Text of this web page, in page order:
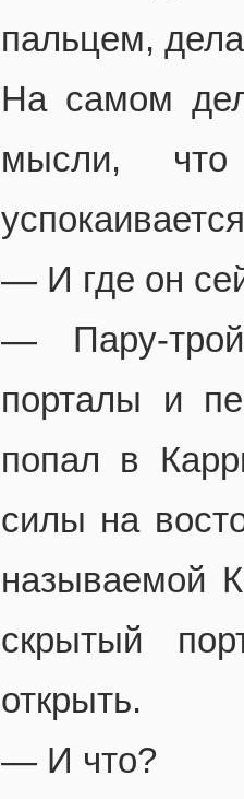
пальцем,
На самом
мысли,
— И где он
— Пару-
порталы и
попал в
силы на
называемой
скрытый
открыть.
— И что?